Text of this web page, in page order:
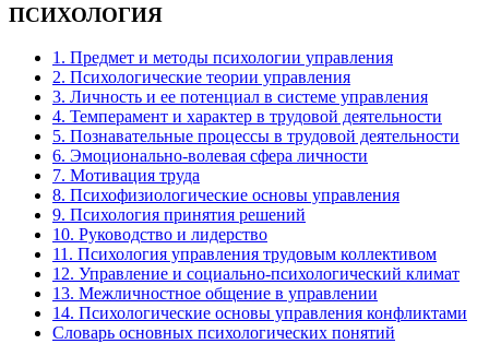
ПСИХОЛОГИЯ
1. Предмет и методы психологии управления
2. Психологические теории управления
3. Личность и ее потенциал в системе управления
4. Темперамент и характер в трудовой деятельности
5. Познавательные процессы в трудовой деятельности
6. Эмоционально-волевая сфера личности
7. Мотивация труда
8. Психофизиологические основы управления
9. Психология принятия решений
10. Руководство и лидерство
11. Психология управления трудовым коллективом
12. Управление и социально-психологический климат
13. Межличностное общение в управлении
14. Психологические основы управления конфликтами
Словарь основных психологических понятий